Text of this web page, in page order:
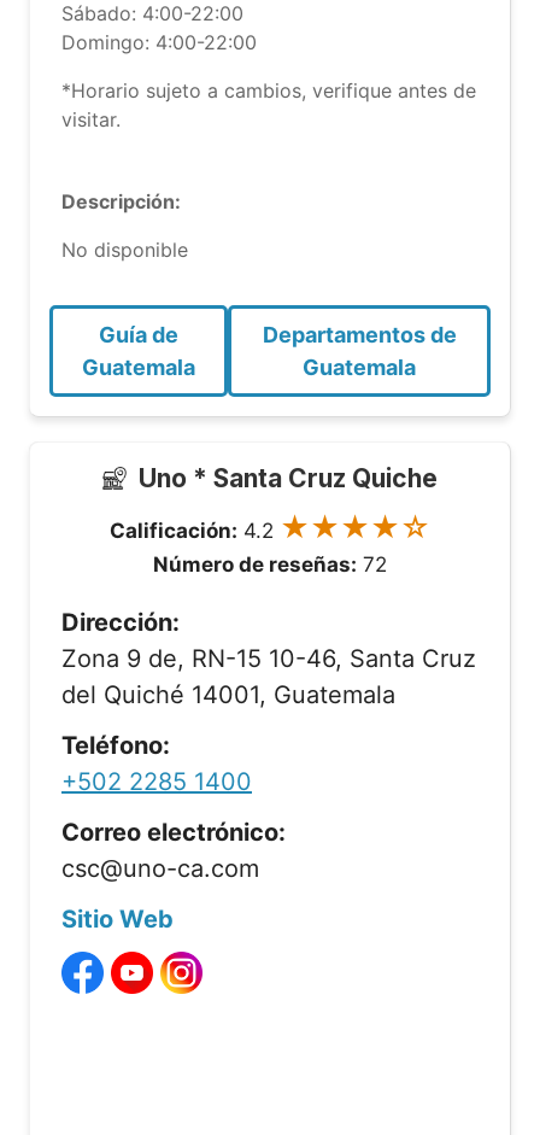
Sábado: 4:00-22:00
Domingo: 4:00-22:00
*Horario sujeto a cambios, verifique antes de
visitar.
Descripción:
No disponible
Guía de
Guatemala
Departamentos de
Guatemala
Uno * Santa Cruz Quiche
Calificación: 4.2 ★★★★☆
Número de reseñas: 72
Dirección:
Zona 9 de, RN-15 10-46, Santa Cruz
del Quiché 14001, Guatemala
Teléfono:
+502 2285 1400
Correo electrónico:
csc@uno-ca.com
Sitio Web